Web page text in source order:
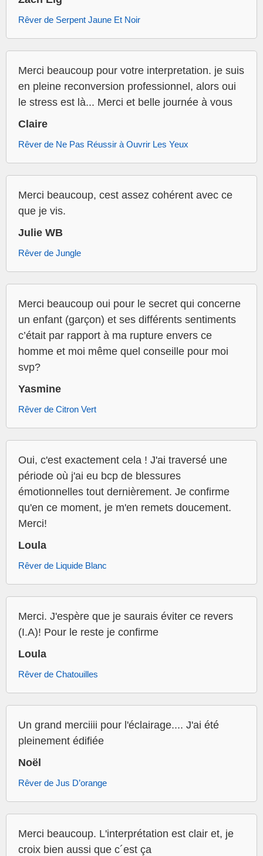
Rêver de Serpent Jaune Et Noir
Merci beaucoup pour votre interpretation. je suis
en pleine reconversion professionnel, alors oui
le stress est là... Merci et belle journée à vous
Claire
Rêver de Ne Pas Réussir à Ouvrir Les Yeux
Merci beaucoup, cest assez cohérent avec ce
que je vis.
Julie WB
Rêver de Jungle
Merci beaucoup oui pour le secret qui concerne
un enfant (garçon) et ses différents sentiments
c’était par rapport à ma rupture envers ce
homme et moi même quel conseille pour moi
svp?
Yasmine
Rêver de Citron Vert
Oui, c'est exactement cela ! J'ai traversé une
période où j'ai eu bcp de blessures
émotionnelles tout dernièrement. Je confirme
qu'en ce moment, je m'en remets doucement.
Merci!
Loula
Rêver de Liquide Blanc
Merci. J'espère que je saurais éviter ce revers
(I.A)! Pour le reste je confirme
Loula
Rêver de Chatouilles
Un grand merciiii pour l'éclairage.... J'ai été
pleinement édifiée
Noël
Rêver de Jus D’orange
Merci beaucoup. L'interprétation est clair et, je
croix bien aussi que c´est ça